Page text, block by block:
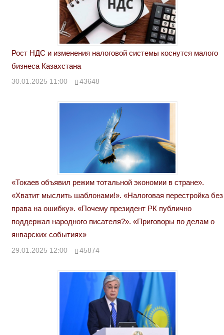
Рост НДС и изменения налоговой системы коснутся малого
бизнеса Казахстана
30.01.2025 11:00 43648
«Токаев объявил режим тотальной экономии в стране».
«Хватит мыслить шаблонами!». «Налоговая перестройка без
права на ошибку». «Почему президент РК публично
поддержал народного писателя?». «Приговоры по делам о
январских событиях»
29.01.2025 12:00 45874